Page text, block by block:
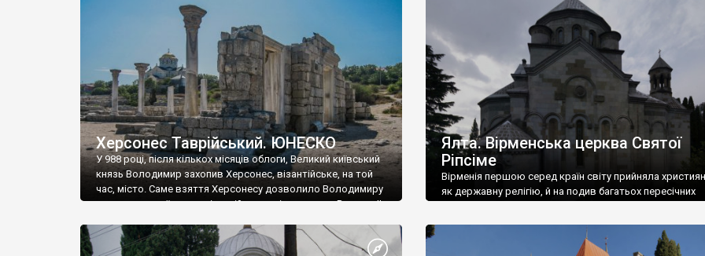
візантійської доби. Раритети викрадені з фондів об’єкту
культурної спадщини ЮНЕСКО «Херсонеса Таврійського».
Офіційно – на виставку «Золото Візантії», але експерти та
влада в Україні вважають це лише […]
називаються «повстяками» (postaki)…” “Вино. Крим
виробляє відмінне вино і його вдосталь: воно все
легке біле і дуже […]
Херсонес Таврійський. ЮНЕСКО
У 988 році, після кількох місяців облоги, Великий київський
князь Володимир захопив Херсонес, візантійське, на той
час, місто. Саме взяття Херсонесу дозволило Володимиру
диктувати свої умови візантійському імператору Василю ІІ,
Херсонесі Володимир-язичник, став Василем-
християнином. А потім було Хрещення Русі. На честь
Ялта. Вірменська церква Святої
Ріпсіме
Вірменія першою серед країн світу прийняла
як державну релігію, й на подив багатьох пересічних